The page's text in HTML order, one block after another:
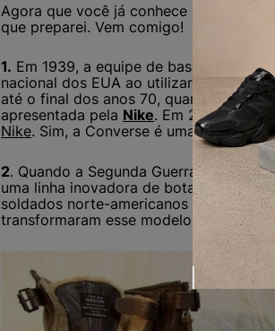
Agora que você já conhece um pouco
que preparei. Vem comigo!
1. Em 1939, a equipe de basquete New
nacional dos EUA ao utilizar os
tênis
até o final dos anos 70, quando foi
apresentada pela Nike. Em 2003, a
Nike. Sim, a Converse é uma empresa
2. Quando a Segunda Guerra Mundial
uma linha inovadora de botas
soldados norte-americanos nofront.
transformaram esse modelo em um